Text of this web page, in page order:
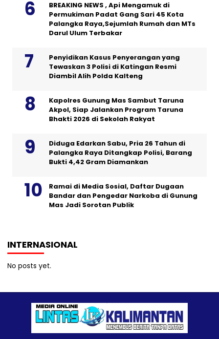
BREAKING NEWS , Api Mengamuk di
Permukiman Padat Gang Sari 45 Kota
Palangka Raya,Sejumlah Rumah dan MTs
Darul Ulum Terbakar
Penyidikan Kasus Penyerangan yang
Tewaskan 3 Polisi di Katingan Resmi
Diambil Alih Polda Kalteng
Kapolres Gunung Mas Sambut Taruna
Akpol, Siap Jalankan Program Taruna
Bhakti 2026 di Sekolah Rakyat
Diduga Edarkan Sabu, Pria 26 Tahun di
Palangka Raya Ditangkap Polisi, Barang
Bukti 4,42 Gram Diamankan
Ramai di Media Sosial, Daftar Dugaan
Bandar dan Pengedar Narkoba di Gunung
Mas Jadi Sorotan Publik
INTERNASIONAL
No posts yet.